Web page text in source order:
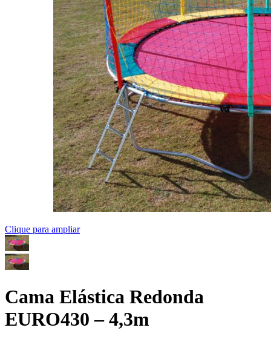
Clique para ampliar
Cama Elástica Redonda
EURO430 – 4,3m